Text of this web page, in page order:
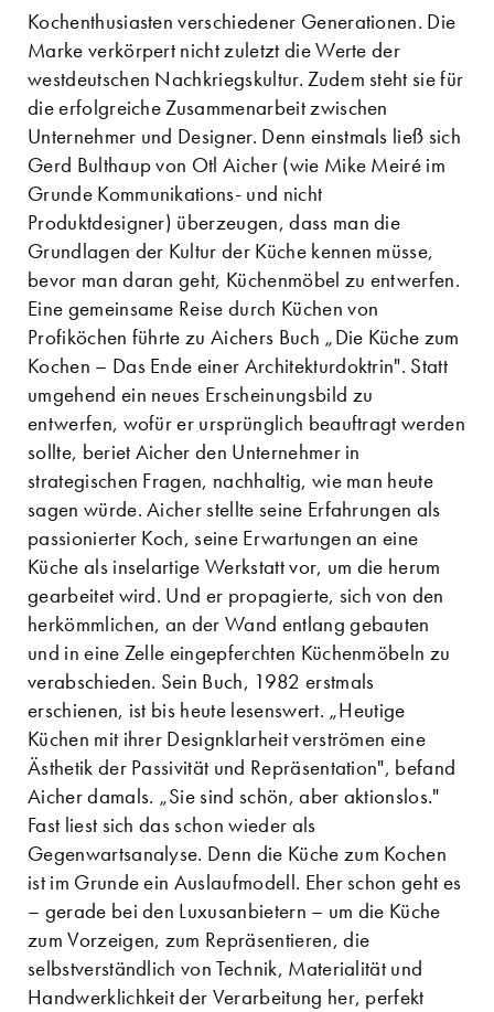
Kochenthusiasten verschiedener Generationen. Die
Marke verkörpert nicht zuletzt die Werte der
westdeutschen Nachkriegskultur. Zudem steht sie für
die erfolgreiche Zusammenarbeit zwischen
Unternehmer und Designer. Denn einstmals ließ sich
Gerd Bulthaup von Otl Aicher (wie Mike Meiré im
Grunde Kommunikations- und nicht
Produktdesigner) überzeugen, dass man die
Grundlagen der Kultur der Küche kennen müsse,
bevor man daran geht, Küchenmöbel zu entwerfen.
Eine gemeinsame Reise durch Küchen von
Profiköchen führte zu Aichers Buch „Die Küche zum
Kochen – Das Ende einer Architekturdoktrin". Statt
umgehend ein neues Erscheinungsbild zu
entwerfen, wofür er ursprünglich beauftragt werden
sollte, beriet Aicher den Unternehmer in
strategischen Fragen, nachhaltig, wie man heute
sagen würde. Aicher stellte seine Erfahrungen als
passionierter Koch, seine Erwartungen an eine
Küche als inselartige Werkstatt vor, um die herum
gearbeitet wird. Und er propagierte, sich von den
herkömmlichen, an der Wand entlang gebauten
und in eine Zelle eingepferchten Küchenmöbeln zu
verabschieden. Sein Buch, 1982 erstmals
erschienen, ist bis heute lesenswert. „Heutige
Küchen mit ihrer Designklarheit verströmen eine
Ästhetik der Passivität und Repräsentation", befand
Aicher damals. „Sie sind schön, aber aktionslos."
Fast liest sich das schon wieder als
Gegenwartsanalyse. Denn die Küche zum Kochen
ist im Grunde ein Auslaufmodell. Eher schon geht es
– gerade bei den Luxusanbietern – um die Küche
zum Vorzeigen, zum Repräsentieren, die
selbstverständlich von Technik, Materialität und
Handwerklichkeit der Verarbeitung her, perfekt